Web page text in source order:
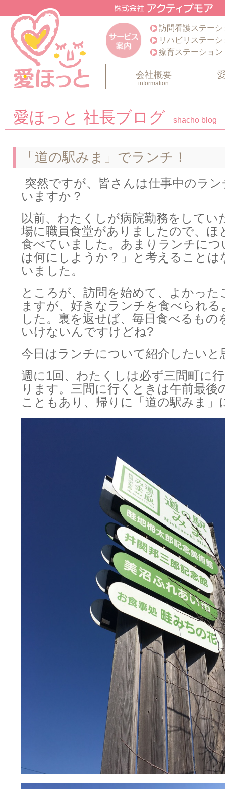
訪問看護ステー
リハビリステー
療育ステーション
会社概要
information
愛ほっと 社長ブログ shacho blog
「道の駅みま」でランチ！
突然ですが、皆さんは仕事中のラ
いますか？
以前、わたくしが病院勤務をしてい
場に職員食堂がありましたので、ほ
食べていました。あまりランチにつ
は何にしようか？」と考えることは
いました。
ところが、訪問を始めて、よかった
ますが、好きなランチを食べられ
した。裏を返せば、毎日食べるもの
いけないんですけどね?
今日はランチについて紹介したいと
週に1回、わたくしは必ず三間町に
ります。三間に行くときは午前最後
こともあり、帰りに「道の駅みま」